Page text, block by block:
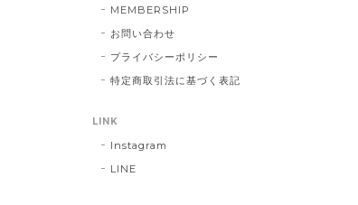
MEMBERSHIP
お問い合わせ
プライバシーポリシー
特定商取引法に基づく表記
LINK
Instagram
LINE